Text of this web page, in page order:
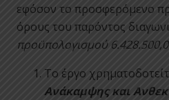
εφόσον το προσφερόμενο
όρους του παρόντος
προϋπολογισμού
Το έργο
Ανάκαμψης και